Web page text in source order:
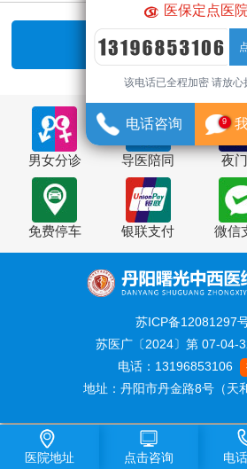
暂无数据，直接
男女分诊 导医陪同 夜
免费停车 银联支付 微信
苏ICP备12081297
苏医广〔2024〕第 07-04-
电话：13196853106
地址：丹阳市丹金路8号（天
医院地址 点击咨询 电
医保定点医院
该电话已全程加密 请放心
电话咨询 9